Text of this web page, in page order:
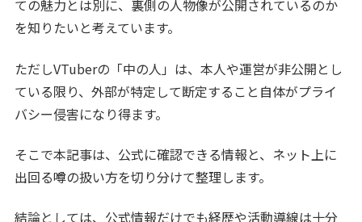
ての魅力とは別に、裏側の人物像が公開されているのか
を知りたいと考えています。
ただしVTuberの「中の人」は、本人や運営が非公開とし
ている限り、外部が特定して断定すること自体がプライ
バシー侵害になり得ます。
そこで本記事は、公式に確認できる情報と、ネット上に
出回る噂の扱い方を切り分けて整理します。
結論としては、公式情報だけでも経歴や活動導線は十分